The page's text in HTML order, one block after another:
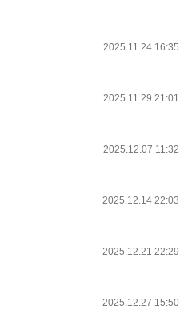
2025.11.24 16:35
2025.11.29 21:01
2025.12.07 11:32
2025.12.14 22:03
2025.12.21 22:29
2025.12.27 15:50